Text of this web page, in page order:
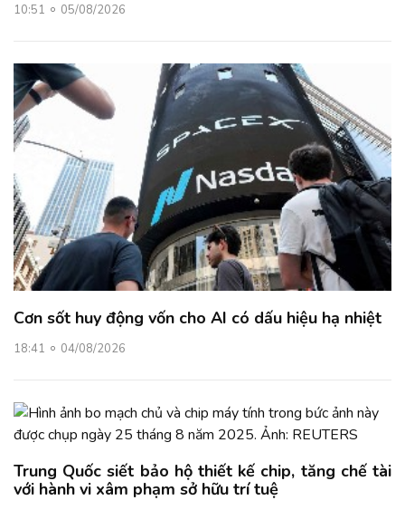
10:51 05/08/2026
Cơn sốt huy động vốn cho AI có dấu hiệu hạ nhiệt
18:41 04/08/2026
Trung Quốc siết bảo hộ thiết kế chip, tăng chế tài
với hành vi xâm phạm sở hữu trí tuệ